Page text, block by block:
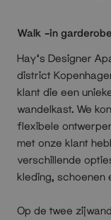
Walk -in
Hay's Designer
district
klant die een
wandelkast. We
flexibele
met onze klant
verschillende
kleding, schoenen
Op de twee